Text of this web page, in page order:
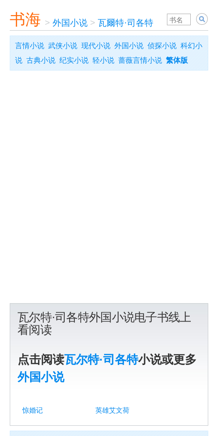
书海 > 外国小说 > 瓦爾特·司各特
言情小说 武侠小说 现代小说 外国小说 侦探小说 科幻小
说 古典小说 纪实小说 轻小说 蔷薇言情小说 繁体版
瓦尔特·司各特外国小说电子书线上
看阅读
点击阅读瓦尔特·司各特小说或更多
外国小说
惊婚记 英雄艾文荷